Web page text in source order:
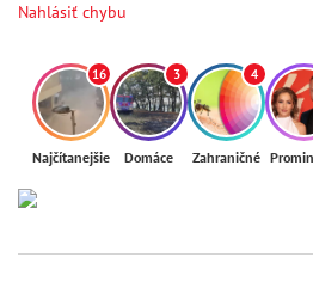
Nahlásiť chybu
16
Najčítanejšie
3
Domáce
4
Zahraničné